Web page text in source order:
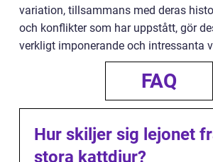
variation, tillsammans med deras
och konflikter som har uppstått, gör
verkligt imponerande och intressanta
FAQ
Hur skiljer sig lejonet
stora kattdjur?